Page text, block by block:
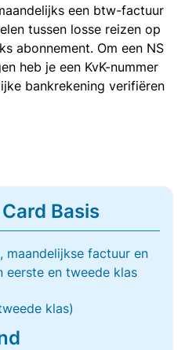
een btw-factuur
tussen losse reizen op
abonnement. Om een NS
heb je een KvK-nummer
bankrekening verifiëren
Basis
maandelijkse factuur en
eerste en tweede klas
klas)